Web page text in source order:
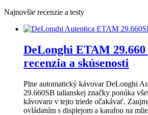
Najnovšie recenzie a testy
DeLonghi ETAM
recenzia a skúsenosti
Plne automatický kávovar DeLonghi
29.660SB talianskej značky ponúka
kávovaru v tejto triede očakávať.
ovládaním s displejom a karafou na